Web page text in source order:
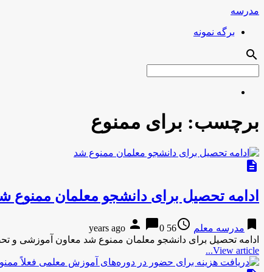
مدرسه
برگه نمونه
search
برچسب: برای ممنوع
description
ادامه تحصیل برای دانشجو معلمان ممنوع
bookmark مدرسه معلم access_time
56 years ago
person chat_bubble0
ادامه تحصیل برای دانشجو معلمان ممنوع شد معاون آموزشی و
View article...